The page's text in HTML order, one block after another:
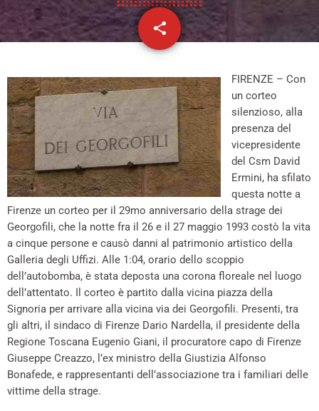
share
email
FIRENZE – Con
un corteo
silenzioso, alla
presenza del
vicepresidente
del Csm David
Ermini, ha sfilato
questa notte a
Firenze un corteo per il 29mo anniversario della strage dei
Georgofili, che la notte fra il 26 e il 27 maggio 1993 costò la vita
a cinque persone e causò danni al patrimonio artistico della
Galleria degli Uffizi. Alle 1:04, orario dello scoppio
dell’autobomba, è stata deposta una corona floreale nel luogo
dell’attentato. Il corteo è partito dalla vicina piazza della
Signoria per arrivare alla vicina via dei Georgofili. Presenti, tra
gli altri, il sindaco di Firenze Dario Nardella, il presidente della
Regione Toscana Eugenio Giani, il procuratore capo di Firenze
Giuseppe Creazzo, l’ex ministro della Giustizia Alfonso
Bonafede, e rappresentanti dell’associazione tra i familiari delle
vittime della strage.